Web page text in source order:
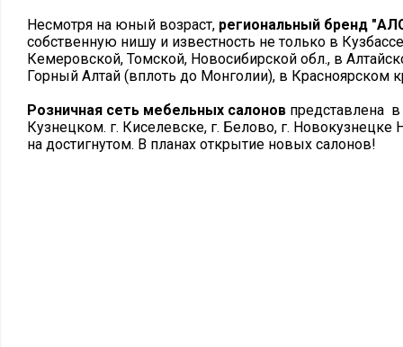
Несмотря на юный возраст, региональный бренд
собственную нишу и известность не только в
Кемеровской, Томской, Новосибирской обл., в
Горный Алтай (вплоть до Монголии), в Красноярском
Розничная сеть мебельных салонов представлена
Кузнецком. г. Киселевске, г. Белово, г.
на достигнутом. В планах открытие новых салонов!